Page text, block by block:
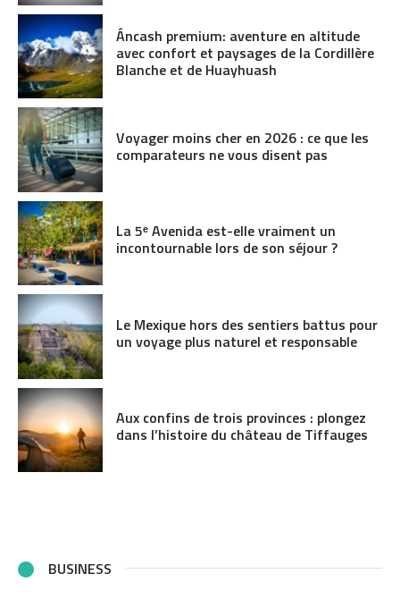
Áncash premium: aventure en altitude
avec confort et paysages de la Cordillère
Blanche et de Huayhuash
Voyager moins cher en 2026 : ce que les
comparateurs ne vous disent pas
La 5ᵉ Avenida est-elle vraiment un
incontournable lors de son séjour ?
Le Mexique hors des sentiers battus pour
un voyage plus naturel et responsable
Aux confins de trois provinces : plongez
dans l’histoire du château de Tiffauges
BUSINESS